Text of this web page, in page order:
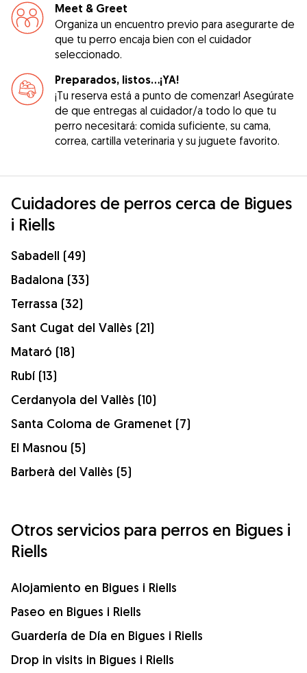
Meet & Greet
Organiza un encuentro previo para asegurarte de
que tu perro encaja bien con el cuidador
seleccionado.
Preparados, listos...¡YA!
¡Tu reserva está a punto de comenzar! Asegúrate
de que entregas al cuidador/a todo lo que tu
perro necesitará: comida suficiente, su cama,
correa, cartilla veterinaria y su juguete favorito.
Cuidadores de perros cerca de Bigues
i Riells
Sabadell (49)
Badalona (33)
Terrassa (32)
Sant Cugat del Vallès (21)
Mataró (18)
Rubí (13)
Cerdanyola del Vallès (10)
Santa Coloma de Gramenet (7)
El Masnou (5)
Barberà del Vallès (5)
Otros servicios para perros en Bigues i
Riells
Alojamiento en Bigues i Riells
Paseo en Bigues i Riells
Guardería de Día en Bigues i Riells
Drop in visits in Bigues i Riells